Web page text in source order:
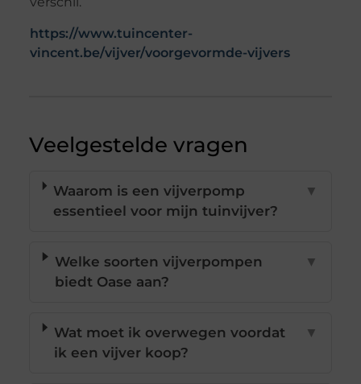
https://www.tuincenter-
vincent.be/vijver/voorgevormde-vijvers
Veelgestelde vragen
Waarom is een vijverpomp
essentieel voor mijn tuinvijver?
▼
Welke soorten vijverpompen
biedt Oase aan?
▼
Wat moet ik overwegen voordat
ik een vijver koop?
▼